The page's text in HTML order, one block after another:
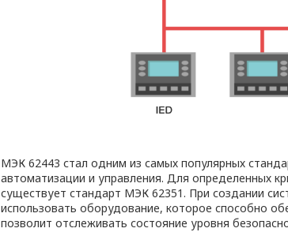
МЭК 62443 стал одним из самых популярных
автоматизации и управления. Для определенных
существует стандарт МЭК 62351. При создании
использовать оборудование, которое способно
позволит отслеживать состояние уровня